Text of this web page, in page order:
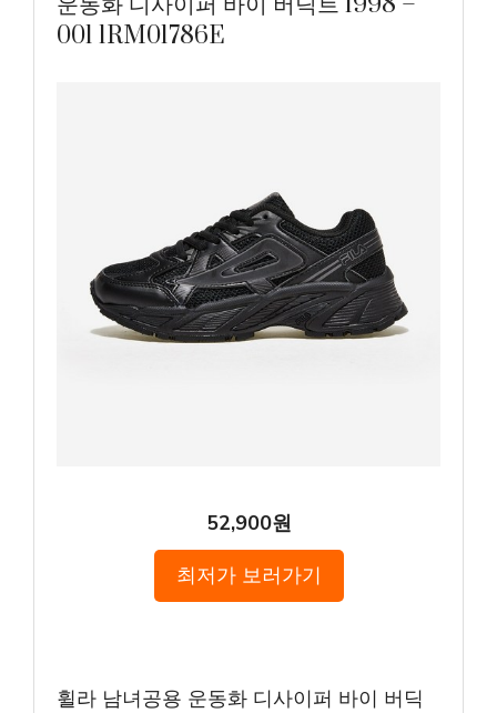
001 1RM01786E
52,900원
최저가 보러가기
휠라 남녀공용 운동화 디사이퍼 바이 버딕